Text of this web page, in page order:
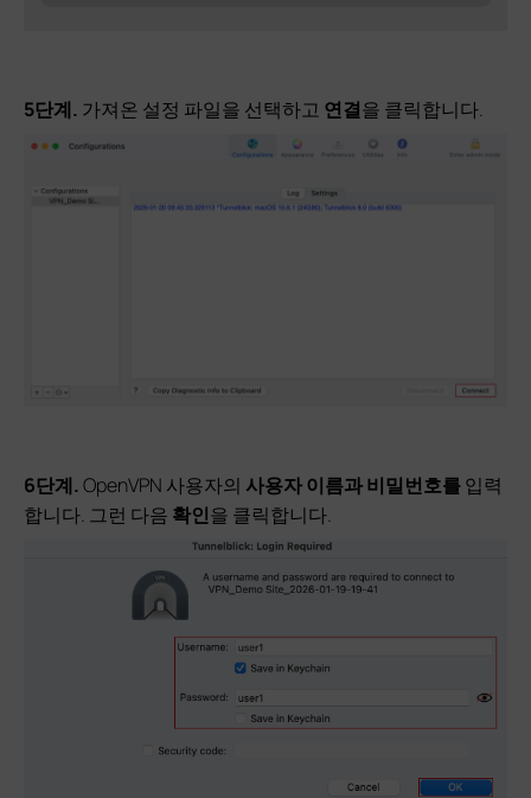
5단계. 가져온 설정 파일을 선택하고 연결을 클릭합니다.
6단계.OpenVPN 사용자의 사용자 이름과비밀번호를입력
합니다. 그런 다음 확인을 클릭합니다.